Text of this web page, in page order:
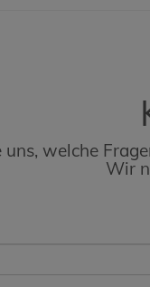
uns, welche
Wir